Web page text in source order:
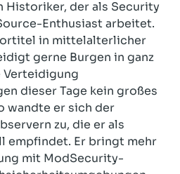
Historiker, der als Security
Enthusiast arbeitet.
in mittelalterlicher
gerne Burgen in ganz
Verteidigung
dieser Tage kein großes
wandte er sich der
zu, die er als
empfindet. Er bringt mehr
mit ModSecurity-